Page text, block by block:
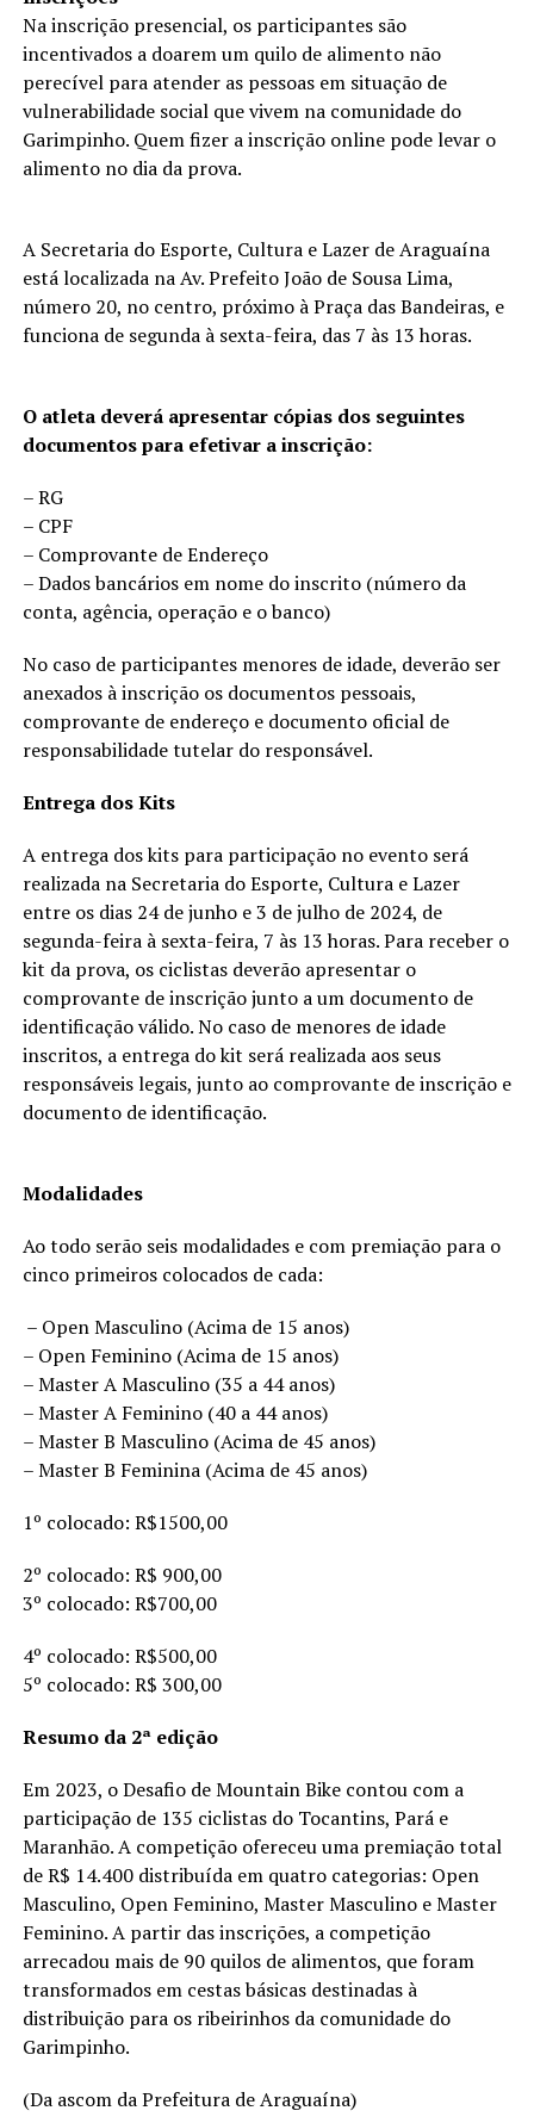
Na inscrição presencial, os participantes são
incentivados a doarem um quilo de alimento não
perecível para atender as pessoas em situação de
vulnerabilidade social que vivem na comunidade do
Garimpinho. Quem fizer a inscrição online pode levar o
alimento no dia da prova.
A Secretaria do Esporte, Cultura e Lazer de Araguaína
está localizada na Av. Prefeito João de Sousa Lima,
número 20, no centro, próximo à Praça das Bandeiras, e
funciona de segunda à sexta-feira, das 7 às 13 horas.
O atleta deverá apresentar cópias dos seguintes
documentos para efetivar a inscrição:
– RG
– CPF
– Comprovante de Endereço
– Dados bancários em nome do inscrito (número da
conta, agência, operação e o banco)
No caso de participantes menores de idade, deverão ser
anexados à inscrição os documentos pessoais,
comprovante de endereço e documento oficial de
responsabilidade tutelar do responsável.
Entrega dos Kits
A entrega dos kits para participação no evento será
realizada na Secretaria do Esporte, Cultura e Lazer
entre os dias 24 de junho e 3 de julho de 2024, de
segunda-feira à sexta-feira, 7 às 13 horas. Para receber o
kit da prova, os ciclistas deverão apresentar o
comprovante de inscrição junto a um documento de
identificação válido. No caso de menores de idade
inscritos, a entrega do kit será realizada aos seus
responsáveis legais, junto ao comprovante de inscrição e
documento de identificação.
Modalidades
Ao todo serão seis modalidades e com premiação para o
cinco primeiros colocados de cada:
– Open Masculino (Acima de 15 anos)
– Open Feminino (Acima de 15 anos)
– Master A Masculino (35 a 44 anos)
– Master A Feminino (40 a 44 anos)
– Master B Masculino (Acima de 45 anos)
– Master B Feminina (Acima de 45 anos)
1º colocado: R$1500,00
2º colocado: R$ 900,00
3º colocado: R$700,00
4º colocado: R$500,00
5º colocado: R$ 300,00
Resumo da 2ª edição
Em 2023, o Desafio de Mountain Bike contou com a
participação de 135 ciclistas do Tocantins, Pará e
Maranhão. A competição ofereceu uma premiação total
de R$ 14.400 distribuída em quatro categorias: Open
Masculino, Open Feminino, Master Masculino e Master
Feminino. A partir das inscrições, a competição
arrecadou mais de 90 quilos de alimentos, que foram
transformados em cestas básicas destinadas à
distribuição para os ribeirinhos da comunidade do
Garimpinho.
(Da ascom da Prefeitura de Araguaína)